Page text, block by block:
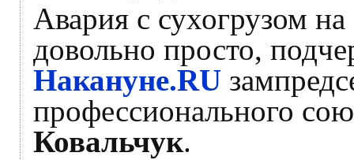
Авария с сухогрузом
довольно просто,
Накануне.RU
профессионального
Ковальчук.